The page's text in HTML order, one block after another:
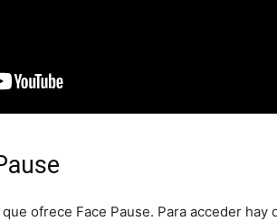
ofrece Face Pause. Para acceder hay